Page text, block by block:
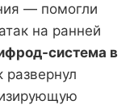
— помогли
на ранней
система в
развернул